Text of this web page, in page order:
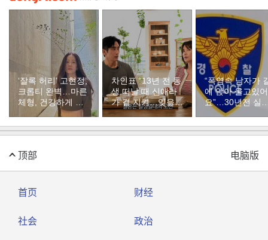
‘잘록 허리’ 고현정,
크롭티 완벽…마른
체형, 건강하게 유
지하려면
차인표 “13년 전 동
생 떠날 때 신애라
가 곁 지켜…잊을
수 없는 장면”
“폭염속 남자가
에 앉아 울고있어
요”…30년전 실
자였다
顶部 电脑版
首页 财经
社会 政治